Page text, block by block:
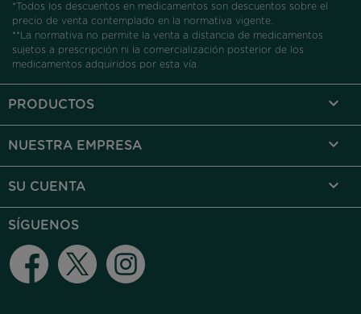
*Todos los descuentos en medicamentos son descuentos sobre el
precio de venta contemplado en la normativa vigente.
**La normativa no permite la venta a distancia de medicamentos
sujetos a prescripción ni la comercialización posterior de los
medicamentos adquiridos por esta vía.
PRODUCTOS 
NUESTRA EMPRESA 
SU CUENTA 
SÍGUENOS
Facebook Twitter